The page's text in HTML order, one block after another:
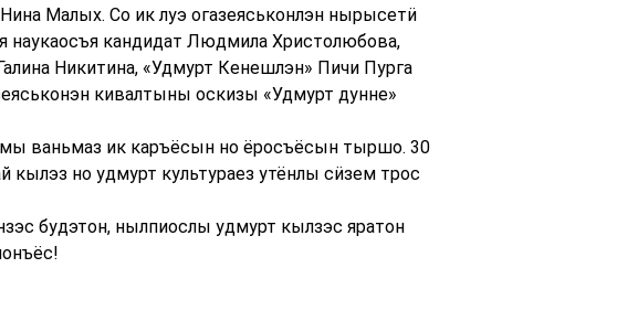
Малых. Со ик луэ огазеяськонлэн нырысетӥ
наукаосъя кандидат Людмила Христолюбова,
Никитина, «Удмурт Кенешлэн» Пичи Пурга
кивалтыны оскизы «Удмурт дунне»
ваньмаз ик каръёсын но ёросъёсын тыршо. 30
но удмурт культураез утёнлы сӥзем трос
будэтон, нылпиослы удмурт кылзэс яратон